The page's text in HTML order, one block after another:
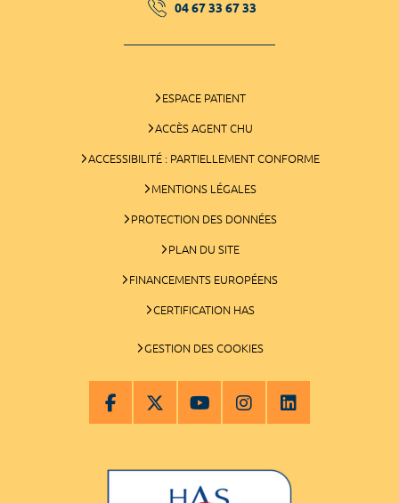
04 67 33 67 33
ESPACE PATIENT
ACCÈS AGENT CHU
ACCESSIBILITÉ : PARTIELLEMENT CONFORME
MENTIONS LÉGALES
PROTECTION DES DONNÉES
PLAN DU SITE
FINANCEMENTS EUROPÉENS
CERTIFICATION HAS
GESTION DES COOKIES